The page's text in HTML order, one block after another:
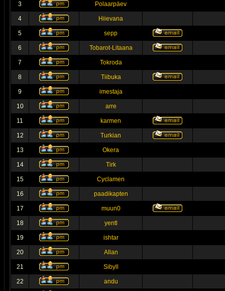
3 Polaarpäev
4 Hiievana
5 sepp
6 Tobarot-Litaana
7 Tokroda
8 Tiibuka
9 imestaja
10 arre
11 karmen
12 Turkian
13 Okera
14 Tirk
15 Cyclamen
16 paadikapten
17 muun0
18 yentl
19 ishtar
20 Allan
21 Sibyll
22 andu